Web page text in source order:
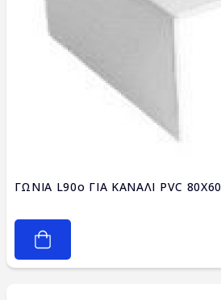
ΓΩΝΙΑ L90ο ΓΙΑ ΚΑΝΑΛΙ PVC 80X60